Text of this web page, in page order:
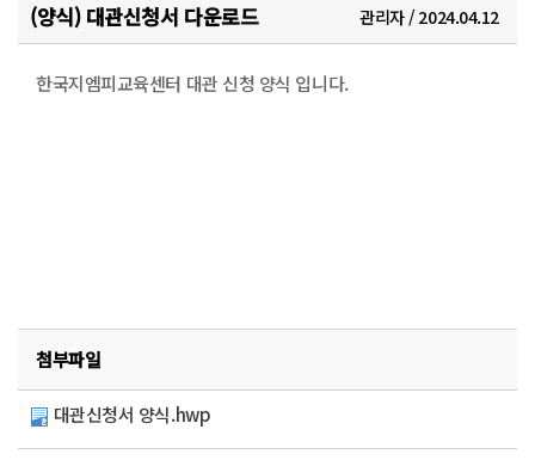
(양식) 대관신청서 다운로드 관리자 / 2024.04.12
한국지엠피교육센터 대관 신청 양식 입니다.
첨부파일
대관신청서 양식.hwp